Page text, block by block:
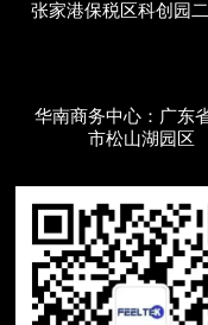
张家港保税区科创园
华南商务中心：广东
市松山湖园区